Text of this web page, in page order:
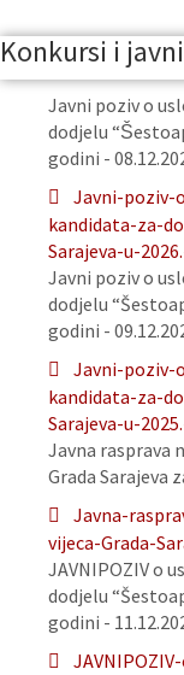
Konkursi i
Javni poziv o
dodjelu
godini -
Javni-poziv-
kandidata-za-
Sarajeva-u-
Javni poziv o
dodjelu
godini -
Javni-poziv-
kandidata-za-
Sarajeva-u-
Javna rasprava
Grada Sarajeva
Javna-
vijeca-Grada-
JAVNIPOZIV o
dodjelu
godini -